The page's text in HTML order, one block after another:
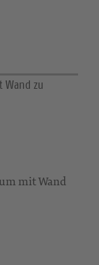
Wand zu
mit Wand